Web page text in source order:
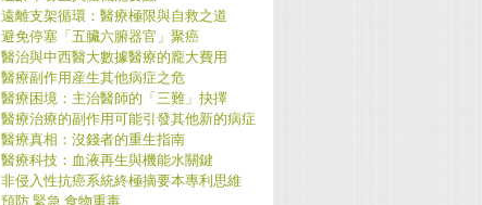
遠離支架循環：醫療極限與自救之道
避免停塞「五臟六腑器官」聚癌
醫治與中西醫大數據醫療的龐大費用
醫療副作用産生其他病症之危
醫療困境：主治醫師的「三難」抉擇
醫療治療的副作用可能引發其他新的病症
醫療真相：沒錢者的重生指南
醫療科技：血液再生與機能水關鍵
非侵入性抗癌系統終極摘要本專利思維
預防,緊急,食物重毒